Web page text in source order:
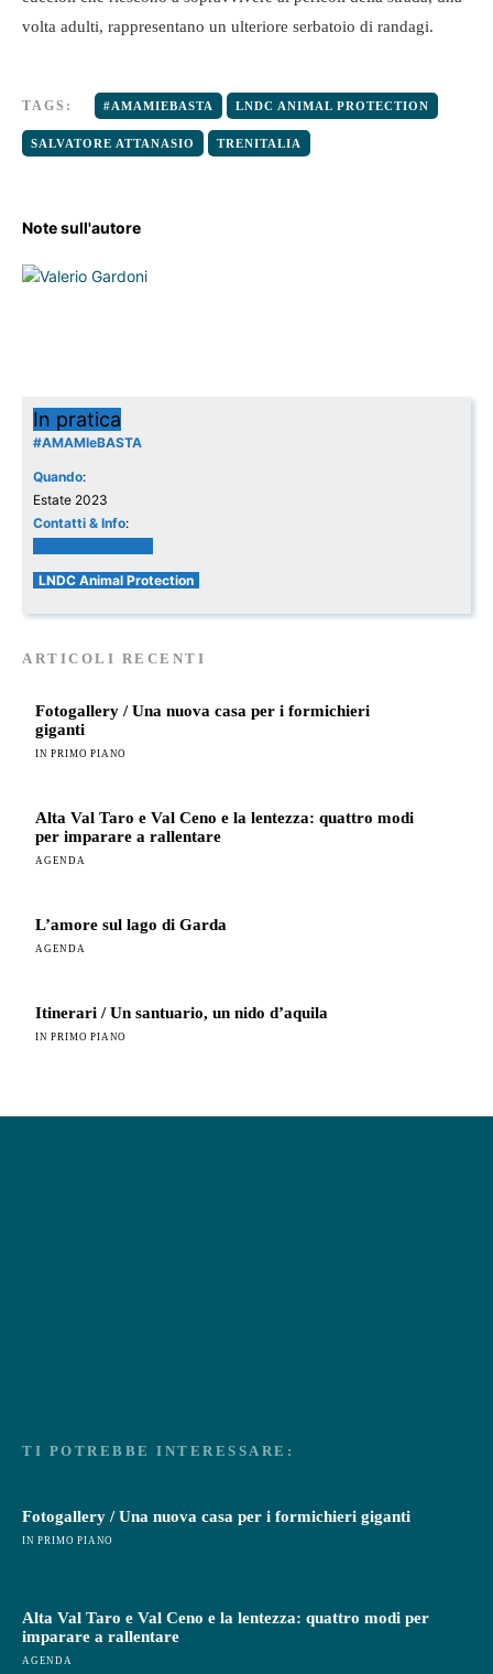
volta adulti, rappresentano un ulteriore serbatoio di randagi.
TAGS: #AMAMIEBASTA LNDC ANIMAL PROTECTION
SALVATORE ATTANASIO TRENITALIA
Note sull'autore
In pratica
#AMAMIeBASTA
Quando:
Estate 2023
Contatti & Info:
LNDC Animal Protection
ARTICOLI RECENTI
Fotogallery / Una nuova casa per i formichieri
giganti
IN PRIMO PIANO
Alta Val Taro e Val Ceno e la lentezza: quattro modi
per imparare a rallentare
AGENDA
L’amore sul lago di Garda
AGENDA
Itinerari / Un santuario, un nido d’aquila
IN PRIMO PIANO
TI POTREBBE INTERESSARE:
Fotogallery / Una nuova casa per i formichieri giganti
IN PRIMO PIANO
Alta Val Taro e Val Ceno e la lentezza: quattro modi per
imparare a rallentare
AGENDA